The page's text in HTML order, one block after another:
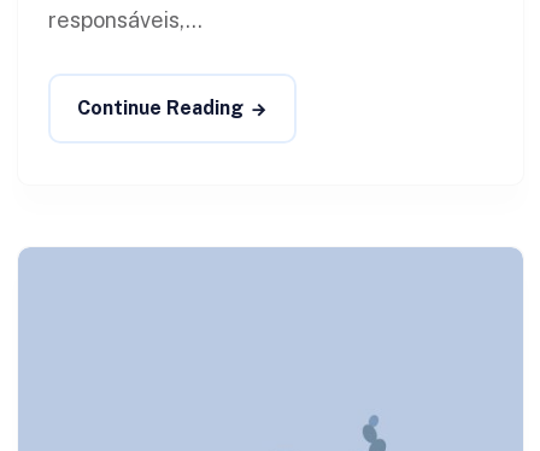
responsáveis,...
Continue Reading